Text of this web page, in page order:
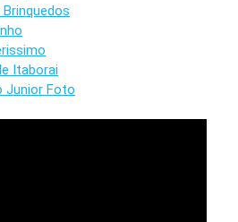
Itaborai
Junior Foto